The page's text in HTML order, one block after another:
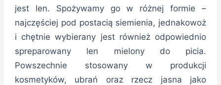
jest len. Spożywamy go w różnej formie –
najczęściej pod postacią siemienia, jednakowoż
i chętnie wybierany jest również odpowiednio
spreparowany len mielony do picia.
Powszechnie stosowany w produkcji
kosmetyków, ubrań oraz rzecz jasna jako